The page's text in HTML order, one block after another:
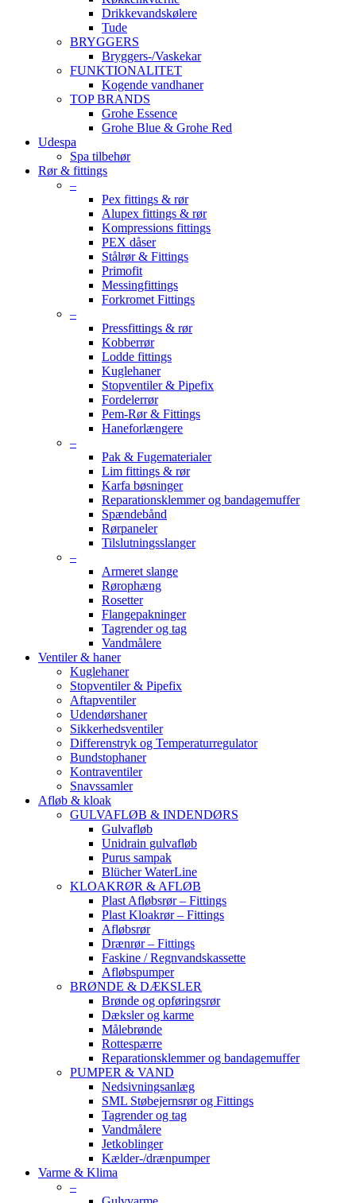
Drikkevandskølere
Tude
BRYGGERS
Bryggers-/Vaskekar
FUNKTIONALITET
Kogende vandhaner
TOP BRANDS
Grohe Essence
Grohe Blue & Grohe Red
Udespa
Spa tilbehør
Rør & fittings
–
Pex fittings & rør
Alupex fittings & rør
Kompressions fittings
PEX dåser
Stålrør & Fittings
Primofit
Messingfittings
Forkromet Fittings
–
Pressfittings & rør
Kobberrør
Lodde fittings
Kuglehaner
Stopventiler & Pipefix
Fordelerrør
Pem-Rør & Fittings
Haneforlængere
–
Pak & Fugematerialer
Lim fittings & rør
Karfa bøsninger
Reparationsklemmer og bandagemuffer
Spændebånd
Rørpaneler
Tilslutningsslanger
–
Armeret slange
Rørophæng
Rosetter
Flangepakninger
Tagrender og tag
Vandmålere
Ventiler & haner
Kuglehaner
Stopventiler & Pipefix
Aftapventiler
Udendørshaner
Sikkerhedsventiler
Differenstryk og Temperaturregulator
Bundstophaner
Kontraventiler
Snavssamler
Afløb & kloak
GULVAFLØB & INDENDØRS
Gulvafløb
Unidrain gulvafløb
Purus sampak
Blücher WaterLine
KLOAKRØR & AFLØB
Plast Afløbsrør – Fittings
Plast Kloakrør – Fittings
Afløbsrør
Drænrør – Fittings
Faskine / Regnvandskassette
Afløbspumper
BRØNDE & DÆKSLER
Brønde og opføringsrør
Dæksler og karme
Målebrønde
Rottespærre
Reparationsklemmer og bandagemuffer
PUMPER & VAND
Nedsivningsanlæg
SML Støbejernsrør og Fittings
Tagrender og tag
Vandmålere
Jetkoblinger
Kælder-/drænpumper
Varme & Klima
–